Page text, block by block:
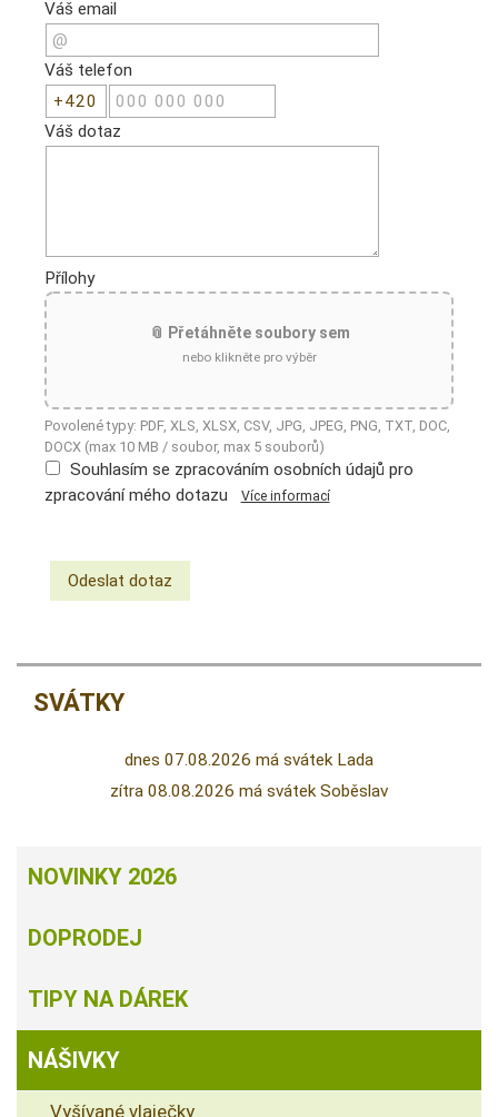
Váš email
Váš telefon
Váš dotaz
Přílohy
📎 Přetáhněte soubory sem
nebo klikněte pro výběr
Povolené typy: PDF, XLS, XLSX, CSV, JPG, JPEG, PNG, TXT, DOC,
DOCX (max 10 MB / soubor, max 5 souborů)
Souhlasím se zpracováním osobních údajů pro
zpracování mého dotazu
Více informací
SVÁTKY
dnes 07.08.2026 má svátek Lada
zítra 08.08.2026 má svátek Soběslav
NOVINKY 2026
DOPRODEJ
TIPY NA DÁREK
NÁŠIVKY
Vyšívané vlaječky